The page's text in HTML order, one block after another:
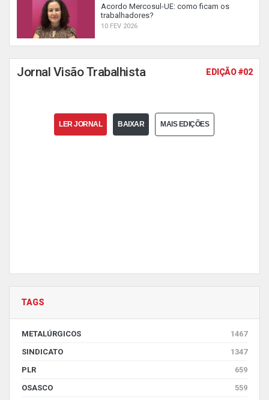
Acordo Mercosul-UE: como ficam os
trabalhadores?
10 FEV 2026
Jornal Visão Trabalhista EDIÇÃO #02
LER JORNAL BAIXAR MAIS EDIÇÕES
TAGS
METALÚRGICOS
1467
SINDICATO
1347
PLR
659
OSASCO
559